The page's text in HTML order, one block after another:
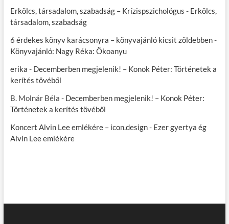
Erkölcs, társadalom, szabadság – Krízispszichológus - Erkölcs,
társadalom, szabadság
6 érdekes könyv karácsonyra – könyvajánló kicsit zöldebben-
Könyvajánló: Nagy Réka: Ökoanyu
erika - Decemberben megjelenik! – Konok Péter: Történetek a
kerítés tövéből
B. Molnár Béla - Decemberben megjelenik! – Konok Péter:
Történetek a kerítés tövéből
Koncert Alvin Lee emlékére – icon.design- Ezer gyertya ég
Alvin Lee emlékére